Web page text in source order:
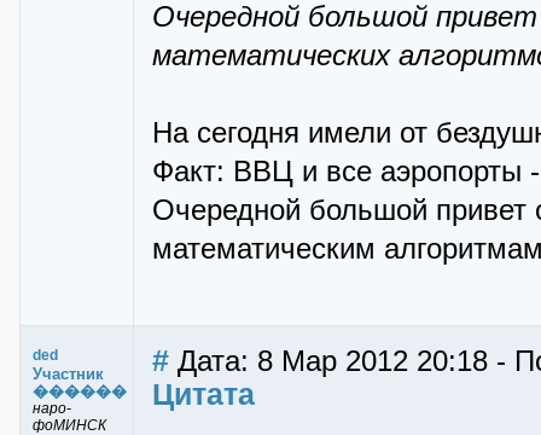
Очередной большой
математических
На сегодня имели от
Факт: ВВЦ и все аэропорты
Очередной большой привет
математическим
ded
Участник
������
наро-
фоМИНСК
# Дата: 8 Мар 2012 20:18 -
Цитата